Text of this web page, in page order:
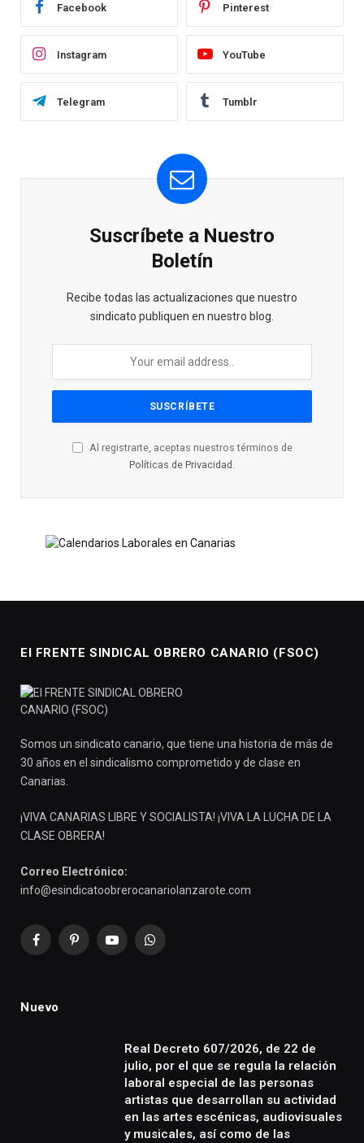
Facebook Pinterest
Instagram YouTube
Telegram Tumblr
Suscríbete a Nuestro
Boletín
Recibe todas las actualizaciones que nuestro
sindicato publiquen en nuestro blog.
Al registrarte, aceptas nuestros términos de
Políticas de Privacidad .
El FRENTE SINDICAL OBRERO CANARIO (FSOC)
Somos un sindicato canario, que tiene una historia de más de
30 años en el sindicalismo comprometido y de clase en
Canarias.
¡VIVA CANARIAS LIBRE Y SOCIALISTA! ¡VIVA LA LUCHA DE LA
CLASE OBRERA!
Correo Electrónico:
info@esindicatoobrerocanariolanzarote.com
FacebookPinterestYouTubeWhatsApp
Nuevo
Real Decreto 607/2026, de 22 de
julio, por el que se regula la relación
laboral especial de las personas
artistas que desarrollan su actividad
en las artes escénicas, audiovisuales
y musicales, así como de las